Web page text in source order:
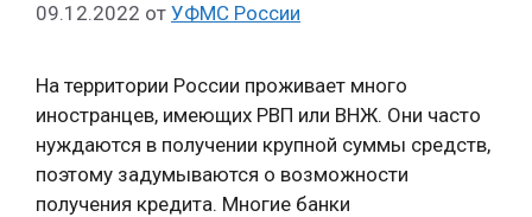
09.12.2022 от УФМС России
На территории России проживает много
иностранцев, имеющих РВП или ВНЖ. Они часто
нуждаются в получении крупной суммы средств,
поэтому задумываются о возможности
получения кредита. Многие банки